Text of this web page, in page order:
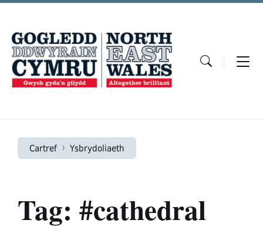
Skip
Skip
navigation
Skip
Cartref Ysbrydoliaeth
Tag: #cathedral